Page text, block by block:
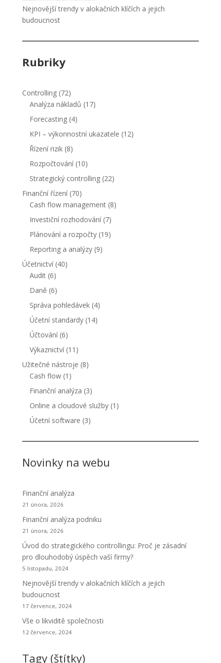
Nejnovější trendy v alokačních klíčích a jejich
budoucnost
Rubriky
Controlling(72)
Analýza nákladů (17)
Forecasting(4)
KPI – výkonnostní ukazatele (12)
Řízení rizik(8)
Rozpočtování(10)
Strategický controlling(22)
Finanční řízení(70)
Cash flow management(8)
Investiční rozhodování(7)
Plánování a rozpočty(19)
Reporting a analýzy(9)
Účetnictví(40)
Audit(6)
Daně (6)
Správa pohledávek(4)
Účetní standardy(14)
Účtování(6)
Výkaznictví(11)
Užitečné nástroje (8)
Cash flow(1)
Finanční analýza (3)
Online a cloudové služby(1)
Účetní software (3)
Novinky na webu
Finanční analýza
21 února, 2026
Finanční analýza podniku
21 února, 2026
Úvod do strategického controllingu: Proč je zásadní
pro dlouhodobý úspěch vaší firmy?
5 listopadu, 2024
Nejnovější trendy v alokačních klíčích a jejich
budoucnost
17 července, 2024
Vše o likviditě společnosti
12 července, 2024
Tagy (štítky)